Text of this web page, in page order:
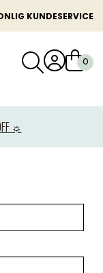
KUNDESERVICE
☼